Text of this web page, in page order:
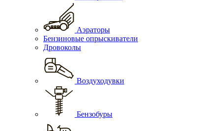
Аэраторы
Бензиновые опрыскиватели
Дровоколы
Воздуходувки
Бензобуры